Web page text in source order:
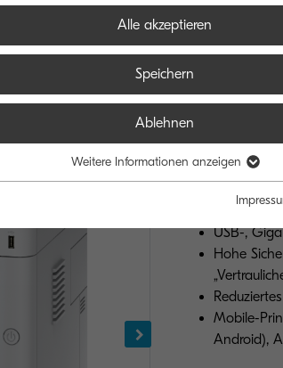
VIEL
Bis zu 4
USB-,
Hohe
Mobile-
Android),
Alle akzeptieren
Speichern
Ablehnen
Weitere Informationen anzeigen